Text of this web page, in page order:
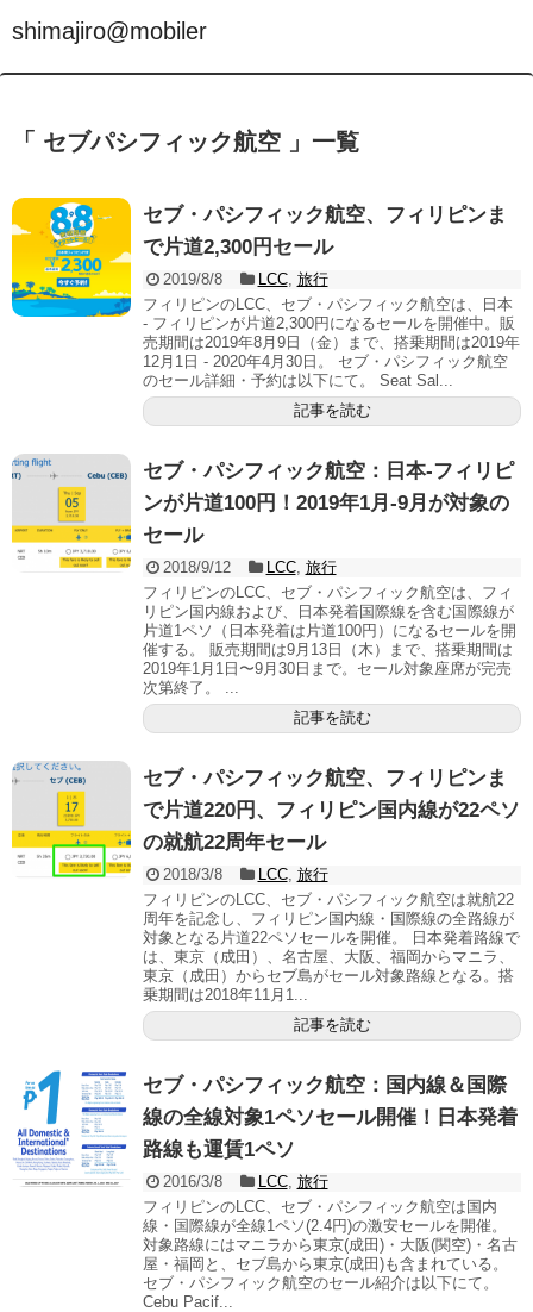
shimajiro@mobiler
「 セブパシフィック航空 」一覧
セブ・パシフィック航空、フィリピンま
で片道2,300円セール
2019/8/8 LCC, 旅行
フィリピンのLCC、セブ・パシフィック航空は、日本
- フィリピンが片道2,300円になるセールを開催中。販
売期間は2019年8月9日（金）まで、搭乗期間は2019年
12月1日 - 2020年4月30日。 セブ・パシフィック航空
のセール詳細・予約は以下にて。 Seat Sal...
記事を読む
セブ・パシフィック航空：日本-フィリピ
ンが片道100円！2019年1月-9月が対象の
セール
2018/9/12 LCC, 旅行
フィリピンのLCC、セブ・パシフィック航空は、フィ
リピン国内線および、日本発着国際線を含む国際線が
片道1ペソ（日本発着は片道100円）になるセールを開
催する。 販売期間は9月13日（木）まで、搭乗期間は
2019年1月1日〜9月30日まで。セール対象座席が完売
次第終了。 ...
記事を読む
セブ・パシフィック航空、フィリピンま
で片道220円、フィリピン国内線が22ペソ
の就航22周年セール
2018/3/8 LCC, 旅行
フィリピンのLCC、セブ・パシフィック航空は就航22
周年を記念し、フィリピン国内線・国際線の全路線が
対象となる片道22ペソセールを開催。 日本発着路線で
は、東京（成田）、名古屋、大阪、福岡からマニラ、
東京（成田）からセブ島がセール対象路線となる。搭
乗期間は2018年11月1...
記事を読む
セブ・パシフィック航空：国内線＆国際
線の全線対象1ペソセール開催！日本発着
路線も運賃1ペソ
2016/3/8 LCC, 旅行
フィリピンのLCC、セブ・パシフィック航空は国内
線・国際線が全線1ペソ(2.4円)の激安セールを開催。
対象路線にはマニラから東京(成田)・大阪(関空)・名古
屋・福岡と、セブ島から東京(成田)も含まれている。
セブ・パシフィック航空のセール紹介は以下にて。
Cebu Pacif...